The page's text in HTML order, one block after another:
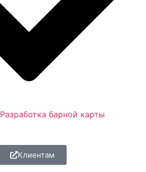
Разработка барной карты
Клиентам